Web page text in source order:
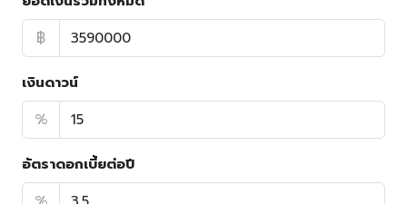
฿
เงินดาวน์
%
อัตราดอกเบี้ยต่อปี